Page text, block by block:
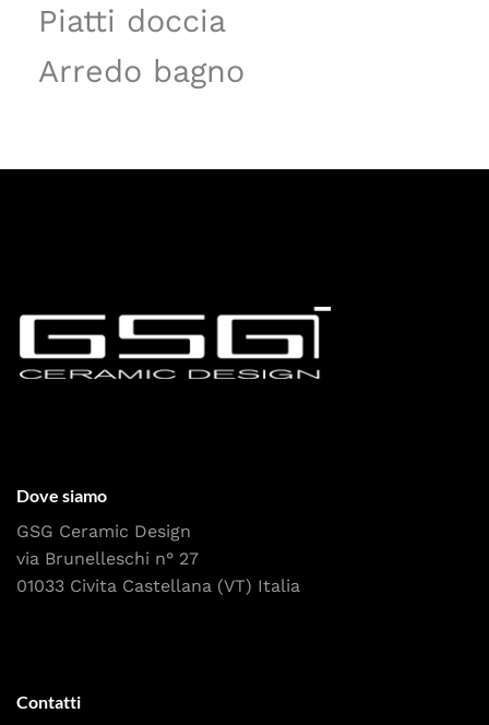
Piatti doccia
Arredo bagno
Dove siamo
GSG Ceramic Design
via Brunelleschi n° 27
01033 Civita Castellana (VT) Italia
Contatti